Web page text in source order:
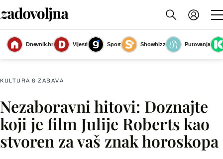
Dnevnik.hr Vijesti Sport Showbizz
Putovanja
Slika nije dostupna
KULTURA & ZABAVA
Nezaboravni hitovi: Doznajte
koji je film Julije Roberts kao
stvoren za vaš znak horoskopa
Facebook
X